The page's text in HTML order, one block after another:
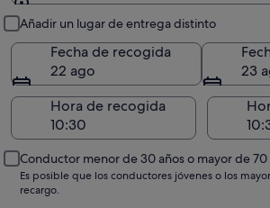
Añadir un lugar de entrega distinto
Fecha de recogida
22 ago
23
Hora de recogida
Conductor menor de 30 años o mayor de 70
Es posible que los conductores jóvenes o los
recargo.